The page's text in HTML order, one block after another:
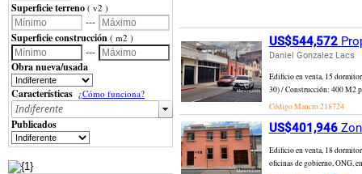
US$544,572
Daniel Gonzalez Lacs
Edificio en venta, 15
30) / Construcción: 400 M2
Código Mancro218724
US$401,946
Edificio en venta, 18
oficinas de gobierno, ONG,
Superficie terreno ( v2 )
---
Superficie construcción ( m2 )
---
Obra nueva/usada
Características ¿Cómo funciona?
Publicados